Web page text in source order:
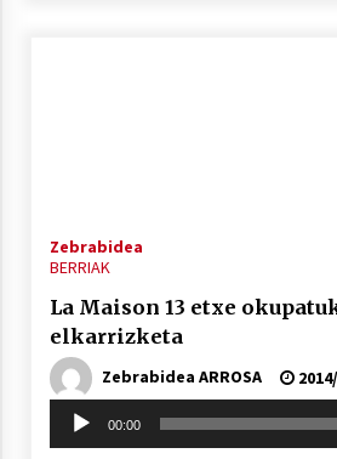
Zebrabidea
BERRIAK
La Maison 13 etxe
elkarrizketa
Zebrabidea ARROSA
Soinu
erreproduzigailua
00:00